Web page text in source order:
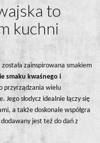
to
kuchni
zainspirowana smakiem
smaku kwaśnego i
przyrządzania wielu
słodycz idealnie łączy się
a także doskonale współgra
jest też do dań z